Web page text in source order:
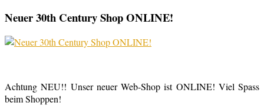
Neuer 30th Century Shop ONLINE!
Achtung NEU!! Unser neuer Web-Shop ist ONLINE! Viel Spass
beim Shoppen!